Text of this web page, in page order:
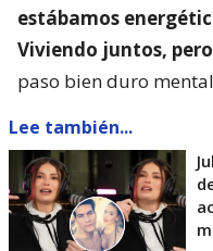
estábamos
Viviendo juntos,
paso bien duro
Lee también...